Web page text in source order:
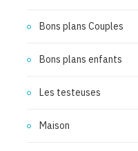
Bons plans Couples
Bons plans enfants
Les testeuses
Maison